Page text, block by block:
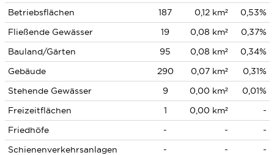
Betriebsflächen 187 0,12 km²
0,53%
Fließende Gewässer
19 0,08 km²
0,37%
Bauland/Gärten
95 0,08 km²
0,34%
Gebäude
290 0,07 km²
0,31%
Stehende Gewässer
9 0,00 km²
0,01%
Freizeitflächen
1 0,00 km²
-
Friedhöfe
- -
-
Schienenverkehrsanlagen
- -
-